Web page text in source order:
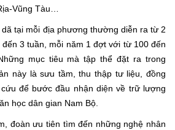
Vũng Tàu…
tại mỗi địa phương thường diễn ra từ 2
3 tuần, mỗi năm 1 đợt với từ 100 đến
mục tiêu mà tập thể đặt ra trong
này là sưu tầm, thu thập tư liệu, đồng
để bước đầu nhận diện về trữ lượng
học dân gian Nam Bộ.
đoàn ưu tiên tìm đến những nghệ nhân